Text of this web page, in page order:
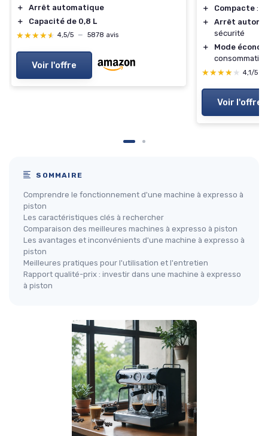
＋
Arrêt automatique
＋
Capacité de 0,8 L
★★★★★
★★★★★ 4,5/5 — 5878 avis
Voir l'offre
＋
Compacte :
＋
Arrêt
sécurité
＋
Mode
★★★★★
★★★★★ 4,1/5
Voir l'offre
SOMMAIRE
Comprendre le fonctionnement d'une machine à expresso à
piston
Les caractéristiques clés à rechercher
Comparaison des meilleures machines à expresso à piston
Les avantages et inconvénients d'une machine à expresso à
piston
Meilleures pratiques pour l'utilisation et l'entretien
Rapport qualité-prix : investir dans une machine à expresso
à piston